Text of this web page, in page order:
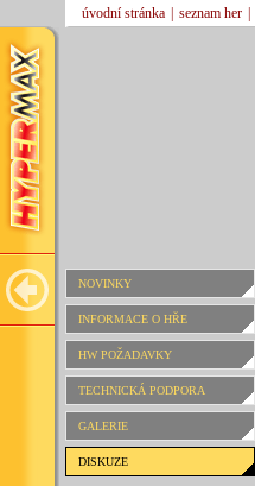
úvodní stránka seznam her
NOVINKY
INFORMACE O HŘE
HW POŽADAVKY
TECHNICKÁ PODPORA
GALERIE
DISKUZE